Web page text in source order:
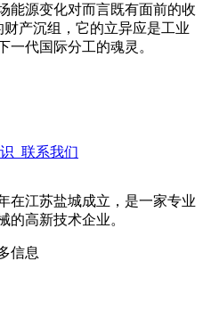
能源变化对而言既有面前的收
产沉组，它的立异应是工业
一代国际分工的魂灵。
联系我们
在江苏盐城成立，是一家专业
的高新技术企业。
信息